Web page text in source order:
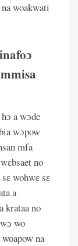
woakwati
a wɔde
wɔpow
mfa
no
wohwɛ sɛ
a
krataa no
wo
na